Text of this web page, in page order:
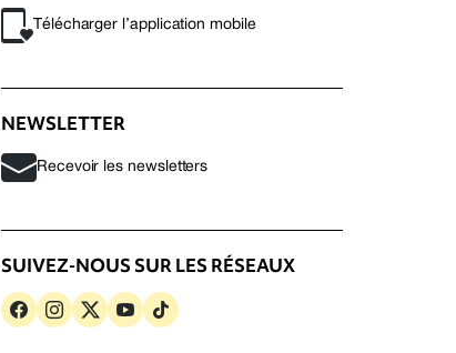
Télécharger l’application mobile
NEWSLETTER
Recevoir les newsletters
SUIVEZ-NOUS SUR LES RÉSEAUX